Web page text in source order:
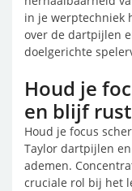
in je werptechniek
over de dartpijlen
doelgerichte
Houd je
en blijf
Houd je focus
Taylor dartpijlen
ademen.
cruciale rol bij het